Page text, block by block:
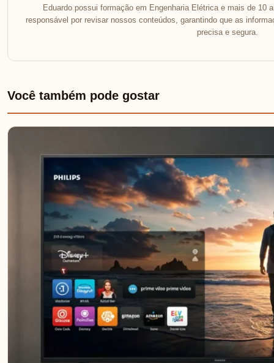
Eduardo possui formação em Engenharia Elétrica e mais de 10
responsável por revisar nossos conteúdos, garantindo que as
precisa e segura.
Você também pode gostar